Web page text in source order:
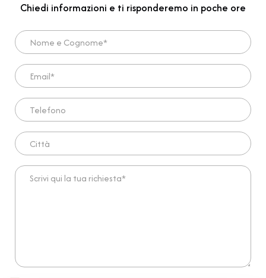
Chiedi informazioni e ti risponderemo in poche ore
Nome e Cognome*
Email*
Telefono
Città
Scrivi qui la tua richiesta*